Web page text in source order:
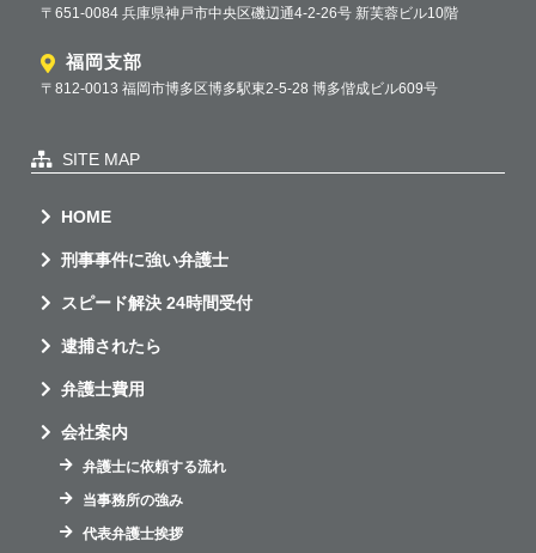
〒651-0084 兵庫県神戸市中央区磯辺通4-2-26号 新芙蓉ビル10階
福岡支部
〒812-0013 福岡市博多区博多駅東2-5-28 博多偕成ビル609号
SITE MAP
HOME
刑事事件に強い弁護士
スピード解決 24時間受付
逮捕されたら
弁護士費用
会社案内
弁護士に依頼する流れ
当事務所の強み
代表弁護士挨拶